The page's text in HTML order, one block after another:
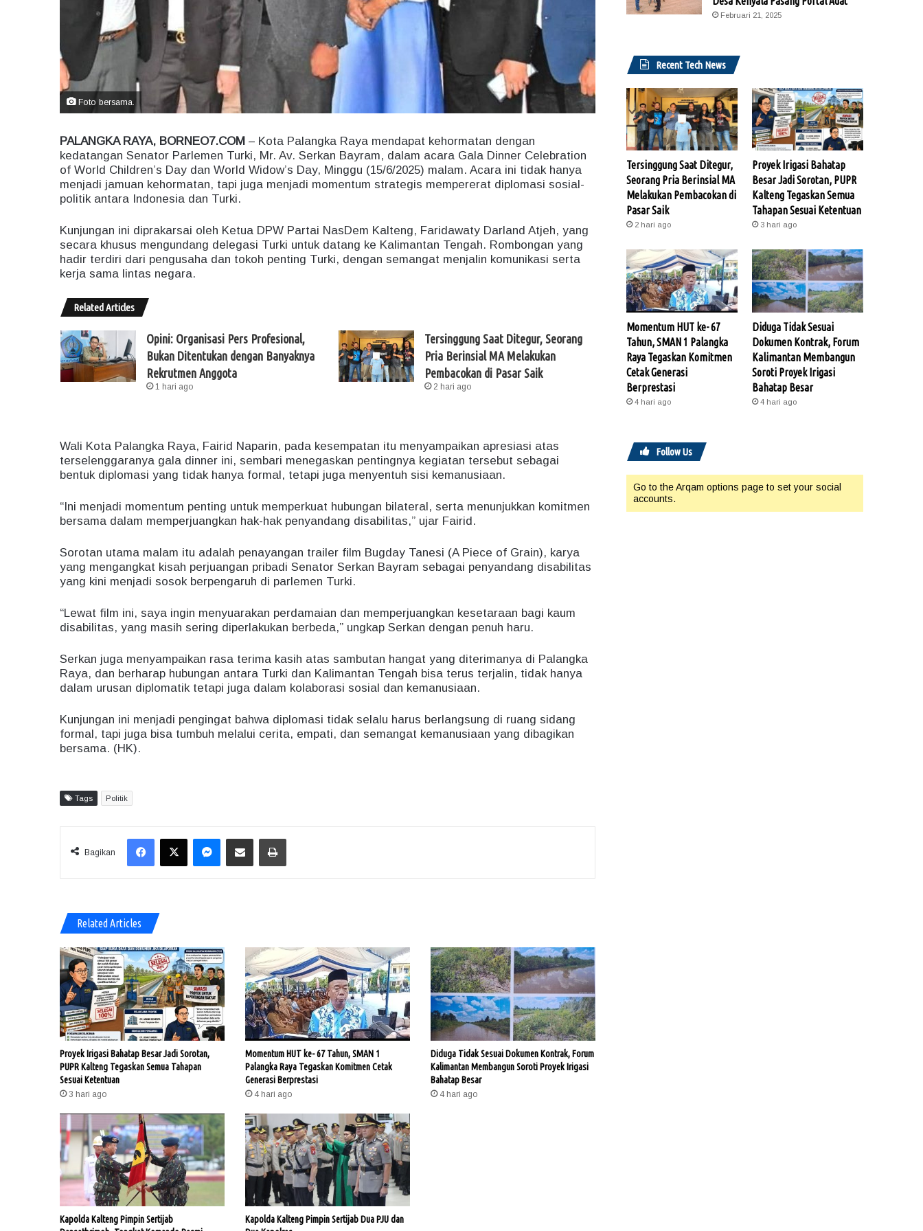
Foto bersama.
PALANGKA RAYA, BORNEO7.COM – Kota Palangka Raya mendapat kehormatan dengan
kedatangan Senator Parlemen Turki, Mr. Av. Serkan Bayram, dalam acara Gala Dinner Celebration
of World Children’s Day dan World Widow’s Day, Minggu (15/6/2025) malam. Acara ini tidak hanya
menjadi jamuan kehormatan, tapi juga menjadi momentum strategis mempererat diplomasi sosial-
politik antara Indonesia dan Turki.
Kunjungan ini diprakarsai oleh Ketua DPW Partai NasDem Kalteng, Faridawaty Darland Atjeh, yang
secara khusus mengundang delegasi Turki untuk datang ke Kalimantan Tengah. Rombongan yang
hadir terdiri dari pengusaha dan tokoh penting Turki, dengan semangat menjalin komunikasi serta
kerja sama lintas negara.
Related Articles
Opini: Organisasi Pers Profesional,
Bukan Ditentukan dengan Banyaknya
Rekrutmen Anggota
1 hari ago
Tersinggung Saat Ditegur, Seorang
Pria Berinsial MA Melakukan
Pembacokan di Pasar Saik
2 hari ago
Wali Kota Palangka Raya, Fairid Naparin, pada kesempatan itu menyampaikan apresiasi atas
terselenggaranya gala dinner ini, sembari menegaskan pentingnya kegiatan tersebut sebagai
bentuk diplomasi yang tidak hanya formal, tetapi juga menyentuh sisi kemanusiaan.
“Ini menjadi momentum penting untuk memperkuat hubungan bilateral, serta menunjukkan komitmen
bersama dalam memperjuangkan hak-hak penyandang disabilitas,” ujar Fairid.
Sorotan utama malam itu adalah penayangan trailer film Bugday Tanesi (A Piece of Grain), karya
yang mengangkat kisah perjuangan pribadi Senator Serkan Bayram sebagai penyandang disabilitas
yang kini menjadi sosok berpengaruh di parlemen Turki.
“Lewat film ini, saya ingin menyuarakan perdamaian dan memperjuangkan kesetaraan bagi kaum
disabilitas, yang masih sering diperlakukan berbeda,” ungkap Serkan dengan penuh haru.
Serkan juga menyampaikan rasa terima kasih atas sambutan hangat yang diterimanya di Palangka
Raya, dan berharap hubungan antara Turki dan Kalimantan Tengah bisa terus terjalin, tidak hanya
dalam urusan diplomatik tetapi juga dalam kolaborasi sosial dan kemanusiaan.
Kunjungan ini menjadi pengingat bahwa diplomasi tidak selalu harus berlangsung di ruang sidang
formal, tapi juga bisa tumbuh melalui cerita, empati, dan semangat kemanusiaan yang dibagikan
bersama. (HK).
Tags Politik
Bagikan
X
Related Articles
Proyek Irigasi Bahatap Besar Jadi Sorotan,
PUPR Kalteng Tegaskan Semua Tahapan
Sesuai Ketentuan
3 hari ago
Momentum HUT ke- 67 Tahun, SMAN 1
Palangka Raya Tegaskan Komitmen Cetak
Generasi Berprestasi
4 hari ago
Diduga Tidak Sesuai Dokumen Kontrak, Forum
Kalimantan Membangun Soroti Proyek Irigasi
Bahatap Besar
4 hari ago
Kapolda Kalteng Pimpin Sertijab
Kapolda Kalteng Pimpin Sertijab Dua PJU dan
Februari 21, 2025
Recent Tech News
Tersinggung Saat Ditegur,
Seorang Pria Berinsial MA
Melakukan Pembacokan di
Pasar Saik
2 hari ago
Proyek Irigasi Bahatap
Besar Jadi Sorotan, PUPR
Kalteng Tegaskan Semua
Tahapan Sesuai Ketentuan
3 hari ago
Momentum HUT ke- 67
Tahun, SMAN 1 Palangka
Raya Tegaskan Komitmen
Cetak Generasi
Berprestasi
4 hari ago
Diduga Tidak Sesuai
Dokumen Kontrak, Forum
Kalimantan Membangun
Soroti Proyek Irigasi
Bahatap Besar
4 hari ago
Follow Us
Go to the Arqam options page to set your social
accounts.